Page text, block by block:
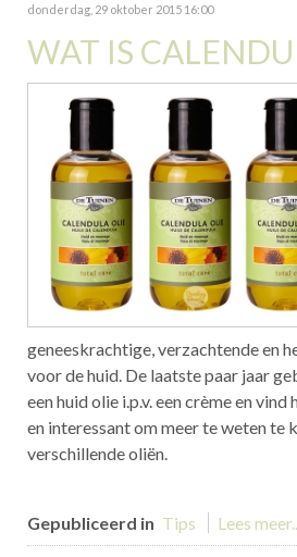
donderdag, 29 oktober 2015 16:00
WAT IS
geneeskrachtige, verzachtende en
voor de huid. De laatste paar jaar
een huid olie i.p.v. een crème en
en interessant om meer te weten te
verschillende oliën.
Gepubliceerd in Tips Lees